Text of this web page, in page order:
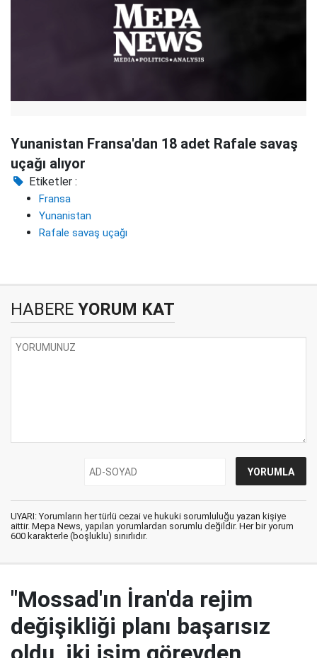
Yunanistan Fransa'dan 18 adet Rafale savaş
uçağı alıyor
Etiketler :
Fransa
Yunanistan
Rafale savaş uçağı
HABERE YORUM KAT
UYARI: Yorumların her türlü cezai ve hukuki sorumluluğu yazan kişiye
aittir. Mepa News, yapılan yorumlardan sorumlu değildir. Her bir yorum
600 karakterle (boşluklu) sınırlıdır.
"Mossad'ın İran'da rejim
değişikliği planı başarısız